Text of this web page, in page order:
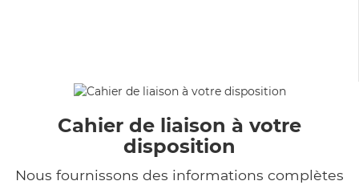
Cahier de liaison à votre
disposition
Nous fournissons des informations complètes